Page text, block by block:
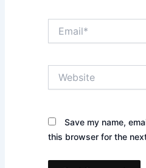
Save my name,
this browser for the